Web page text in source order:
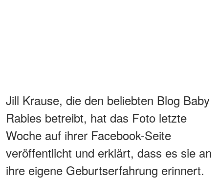
Jill Krause, die den beliebten Blog Baby
Rabies betreibt, hat das Foto letzte
Woche auf ihrer Facebook-Seite
veröffentlicht und erklärt, dass es sie an
ihre eigene Geburtserfahrung erinnert.